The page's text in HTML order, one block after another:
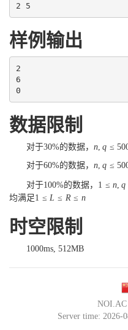
2 5
样例输出
2
6
0
数据限制
对于30%的数据， n, q ≤
对于60%的数据， n, q ≤
对于100%的数据， 1 ≤ n q
均满足1 ≤ L ≤ R ≤ n
时空限制
1000ms, 512MB
NOI.AC
Server time: 2026-